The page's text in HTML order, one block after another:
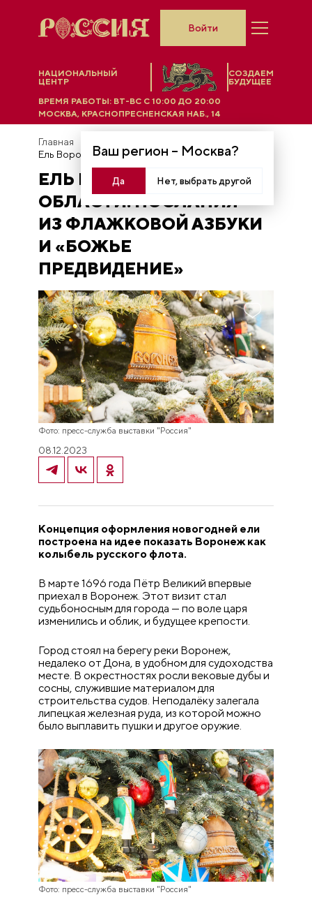
НАЦИОНАЛЬНЫЙ
ЦЕНТР
СОЗДАЕМ
БУДУЩЕЕ
Ваш регион – Москва?
Да Нет, выбрать другой
ВРЕМЯ РАБОТЫ: ВТ-ВС C 10:00 ДО 20:00
МОСКВА, КРАСНОПРЕСНЕНСКАЯ НАБ., 14
Войти
Главная
ЕЛЬ ВОРОНЕЖСКОЙ
ОБЛАСТИ: ПОСЛАНИЯ
ИЗ ФЛАЖКОВОЙ АЗБУКИ
И «БОЖЬЕ
ПРЕДВИДЕНИЕ»
Фото: пресс-служба выставки "Россия"
08.12.2023
Концепция оформления новогодней ели
построена на идее показать Воронеж как
колыбель русского флота.
В марте 1696 года Пётр Великий впервые
приехал в Воронеж. Этот визит стал
судьбоносным для города — по воле царя
изменились и облик, и будущее крепости.
Город стоял на берегу реки Воронеж,
недалеко от Дона, в удобном для судоходства
месте. В окрестностях росли вековые дубы и
сосны, служившие материалом для
строительства судов. Неподалёку залегала
липецкая железная руда, из которой можно
было выплавить пушки и другое оружие.
Фото: пресс-служба выставки "Россия"